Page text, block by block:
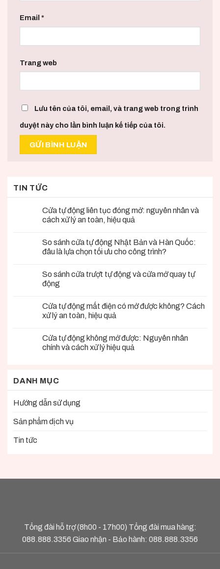
Email *
Trang web
Lưu tên của tôi, email, và trang web trong trình
duyệt này cho lần bình luận kế tiếp của tôi.
TIN TỨC
Cửa tự động liên tục đóng mở: nguyên nhân và
cách xử lý an toàn, hiệu quả
So sánh cửa tự động Nhật Bản và Hàn Quốc:
đâu là lựa chọn tối ưu cho công trình?
So sánh cửa trượt tự động và cửa mở quay tự
động
Cửa tự động mất điện có mở được không? Cách
xử lý an toàn, hiệu quả
Cửa tự động không mở được: Nguyên nhân
chính và cách xử lý hiệu quả
DANH MỤC
Hướng dẫn sử dụng
Sản phẩm dịch vụ
Tin tức
Tổng đài hỗ trợ (8h00 - 17h00) Tổng đài mua hàng:
088.888.3356 Giao nhận - Bảo hành: 088.888.3356